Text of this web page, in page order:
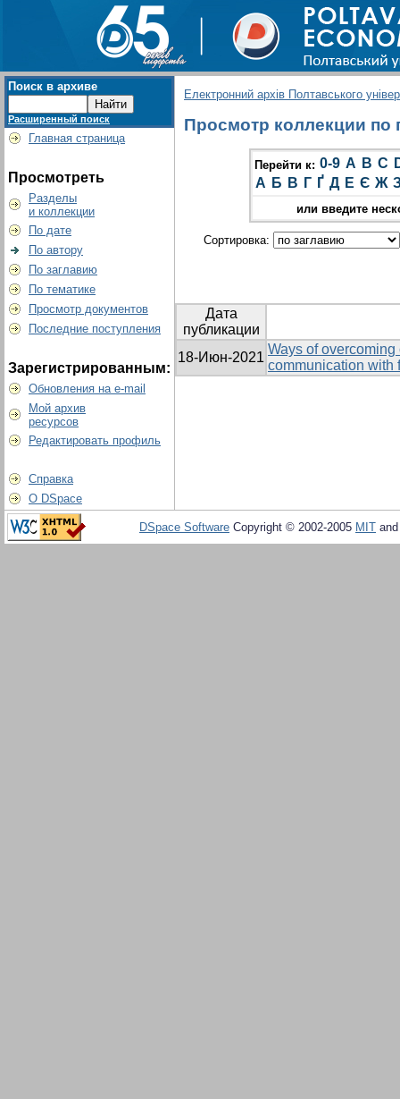
Поиск в архиве
Расширенный поиск
Главная страница
Просмотреть
Разделы
и коллекции
По дате
По автору
По заглавию
По тематике
Просмотр документов
Последние поступления
Зарегистрированным:
Обновления на e-mail
Мой архив
ресурсов
Редактировать профиль
Справка
О DSpace
Електронний архів Полтавського
Просмотр коллекции по
Перейти к: 0-9 A B C
А Б В Г Ґ Д Е Є Ж
или введите
Сортировка:
Дата
публикации
18-Июн-2021
Ways of
communication with
DSpace Software Copyright © 2002-2005 MIT